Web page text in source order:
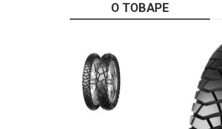
Lifestyle
Вилочне масло
Гідравлічне масло
О ТОВАРЕ